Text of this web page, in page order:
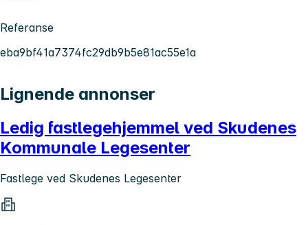
Referanse
eba9bf41a7374fc29db9b5e81ac55e1a
Lignende annonser
Ledig fastlegehjemmel ved Skudenes
Kommunale Legesenter
Fastlege ved Skudenes Legesenter